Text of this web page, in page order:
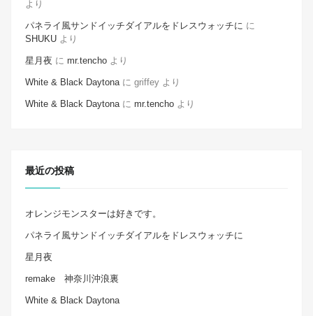
より
パネライ風サンドイッチダイアルをドレスウォッチに に
SHUKU より
星月夜 に mr.tencho より
White & Black Daytona に griffey より
White & Black Daytona に mr.tencho より
最近の投稿
オレンジモンスターは好きです。
パネライ風サンドイッチダイアルをドレスウォッチに
星月夜
remake 神奈川沖浪裏
White & Black Daytona